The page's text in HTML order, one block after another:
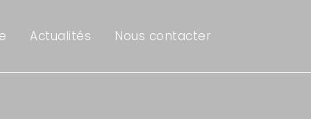
Actualités Nous contacter